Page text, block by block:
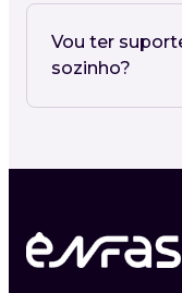
Vou ter
sozinho?